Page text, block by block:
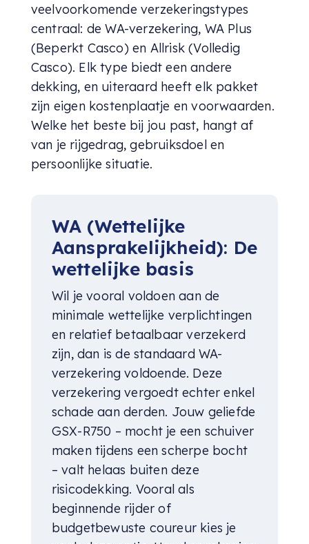
veelvoorkomende verzekeringstypes
centraal: de WA-verzekering, WA Plus
(Beperkt Casco) en Allrisk (Volledig
Casco). Elk type biedt een andere
dekking, en uiteraard heeft elk pakket
zijn eigen kostenplaatje en voorwaarden.
Welke het beste bij jou past, hangt af
van je rijgedrag, gebruiksdoel en
persoonlijke situatie.
WA (Wettelijke
Aansprakelijkheid): De
wettelijke basis
Wil je vooral voldoen aan de
minimale wettelijke verplichtingen
en relatief betaalbaar verzekerd
zijn, dan is de standaard WA-
verzekering voldoende. Deze
verzekering vergoedt echter enkel
schade aan derden. Jouw geliefde
GSX-R750 – mocht je een schuiver
maken tijdens een scherpe bocht
– valt helaas buiten deze
risicodekking. Vooral als
beginnende rijder of
budgetbewuste coureur kies je